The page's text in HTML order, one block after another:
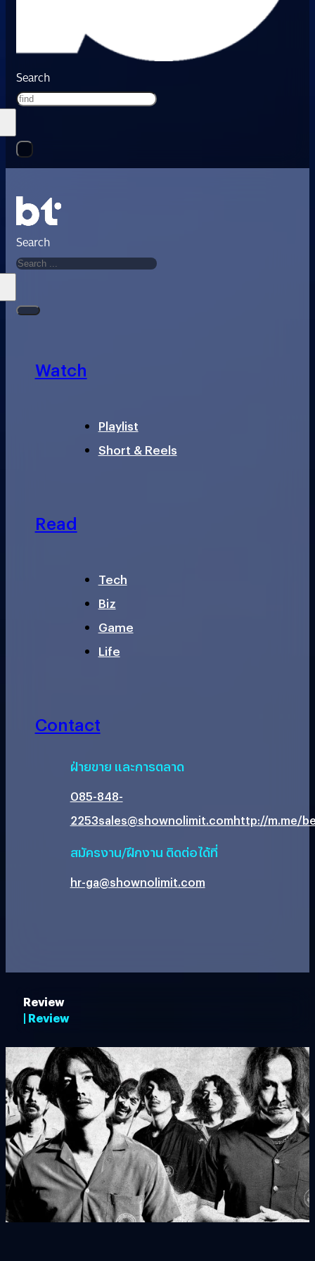
Search
Search
Watch
Playlist
Short & Reels
Read
Tech
Biz
Game
Life
Contact
ฝ่ายขาย และการตลาด
085-848-
2253sales@shownolimit.comhttp://m.me/
สมัครงาน/ฝึกงาน ติดต่อได้ที่
hr-ga@shownolimit.com
Review
| Review